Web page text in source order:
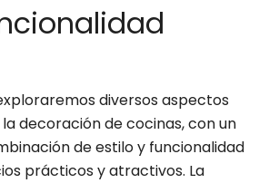
diversos aspectos
decoración de cocinas, con un
de estilo y funcionalidad
prácticos y atractivos. La